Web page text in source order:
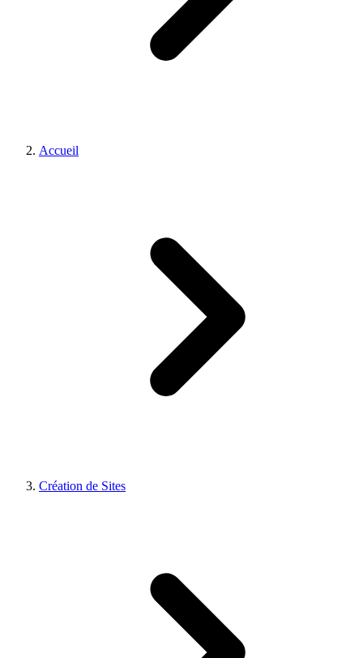
Accueil
Création de Sites